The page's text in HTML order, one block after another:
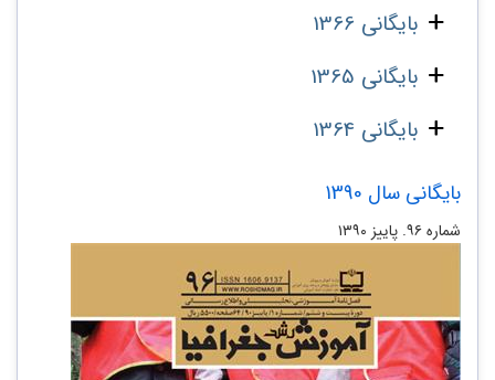
بایگانی 1366
بایگانی 1365
بایگانی 1364
بایگانی سال 1390
شماره‌ ۹۶. پاییز ۱۳۹۰